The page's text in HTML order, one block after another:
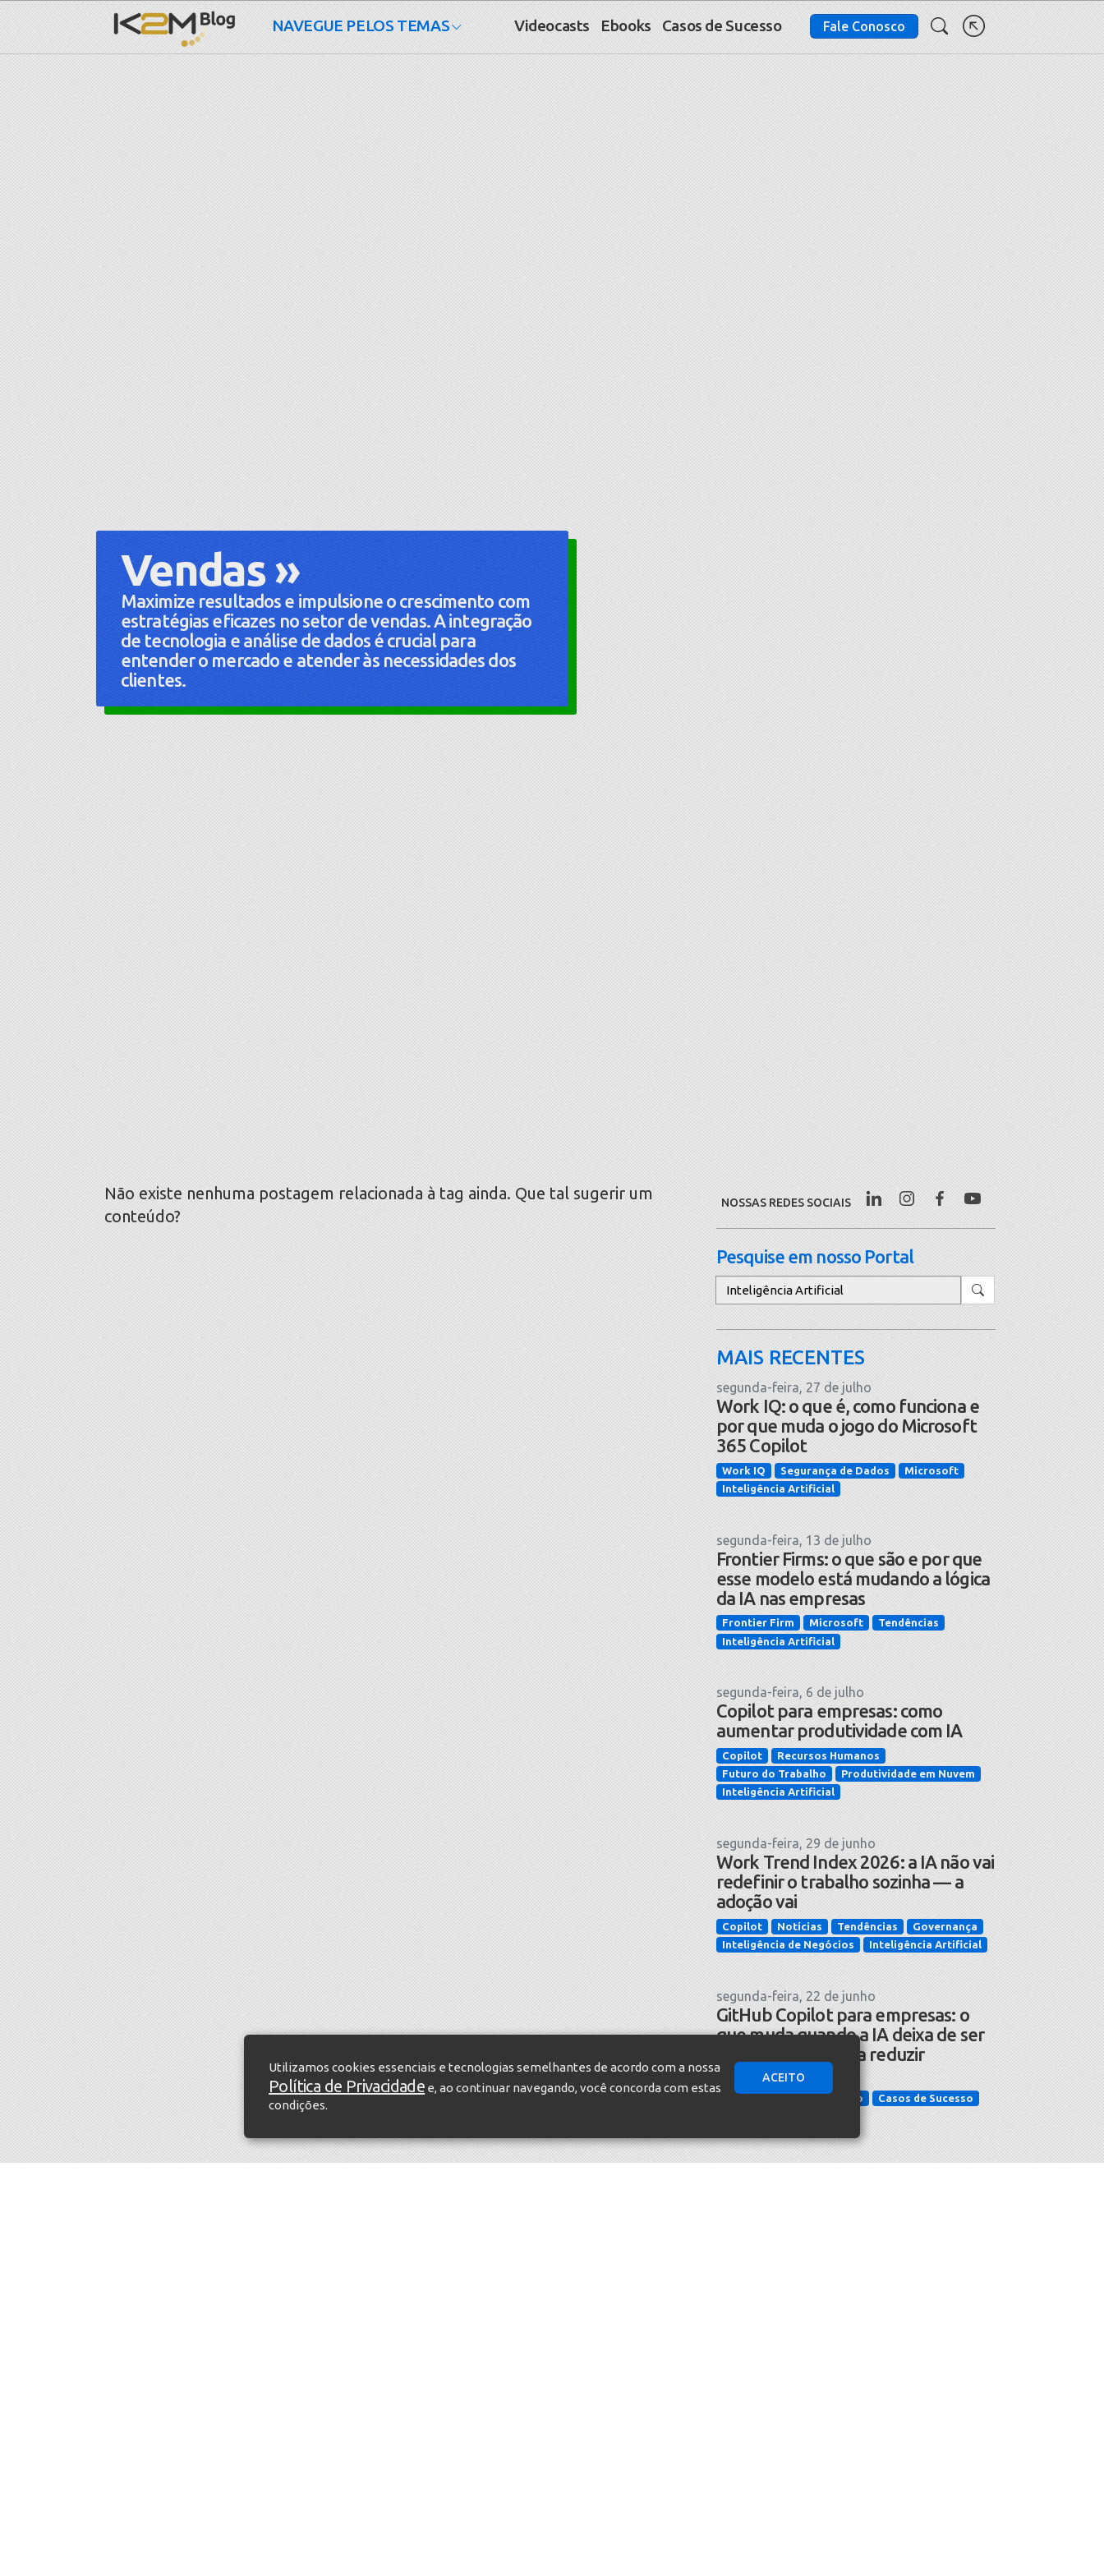
NAVEGUE PELOS TEMAS Videocasts Ebooks Casos de Sucesso Fale Conosco
Vendas »
Maximize resultados e impulsione o crescimento com
estratégias eficazes no setor de vendas. A integração
de tecnologia e análise de dados é crucial para
entender o mercado e atender às necessidades dos
clientes.
Não existe nenhuma postagem relacionada à tag ainda. Que tal sugerir um
conteúdo?
NOSSAS REDES SOCIAIS
Pesquise em nosso Portal
Pesquisar
MAIS RECENTES
segunda-feira, 27 de julho
Work IQ: o que é, como funciona e
por que muda o jogo do Microsoft
365 Copilot
Work IQ Segurança de Dados
Microsoft
Inteligência Artificial
segunda-feira, 13 de julho
Frontier Firms: o que são e por que
esse modelo está mudando a lógica
da IA nas empresas
Frontier Firm Microsoft
Tendências
Inteligência Artificial
segunda-feira, 6 de julho
Copilot para empresas: como
aumentar produtividade com IA
Copilot
Recursos Humanos
Futuro do Trabalho
Produtividade em Nuvem
Inteligência Artificial
segunda-feira, 29 de junho
Work Trend Index 2026: a IA não vai
redefinir o trabalho sozinha — a
adoção vai
Copilot Notícias Tendências
Governança
Inteligência de Negócios
Inteligência Artificial
segunda-feira, 22 de junho
GitHub Copilot para empresas: o
que muda quando a IA deixa de ser
promessa e passa a reduzir
incidentes
Tecnologia da Informação
Casos de Sucesso
Utilizamos cookies essenciais e tecnologias semelhantes de acordo com a nossa
Política de Privacidade e, ao continuar navegando, você concorda com estas
condições.
ACEITO